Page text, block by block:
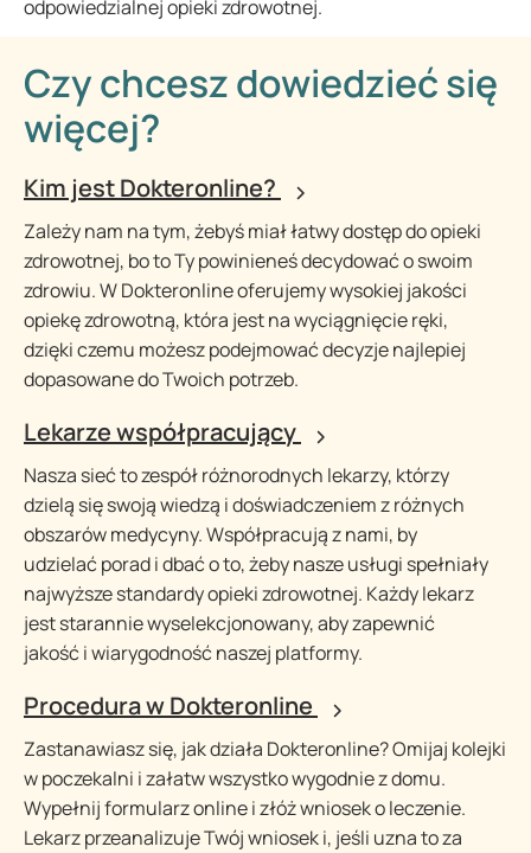
odpowiedzialnej opieki zdrowotnej.
Czy chcesz dowiedzieć się
więcej?
Kim jest Dokteronline?
Zależy nam na tym, żebyś miał łatwy dostęp do opieki
zdrowotnej, bo to Ty powinieneś decydować o swoim
zdrowiu. W Dokteronline oferujemy wysokiej jakości
opiekę zdrowotną, która jest na wyciągnięcie ręki,
dzięki czemu możesz podejmować decyzje najlepiej
dopasowane do Twoich potrzeb.
Lekarze współpracujący
Nasza sieć to zespół różnorodnych lekarzy, którzy
dzielą się swoją wiedzą i doświadczeniem z różnych
obszarów medycyny. Współpracują z nami, by
udzielać porad i dbać o to, żeby nasze usługi spełniały
najwyższe standardy opieki zdrowotnej. Każdy lekarz
jest starannie wyselekcjonowany, aby zapewnić
jakość i wiarygodność naszej platformy.
Procedura w Dokteronline
Zastanawiasz się, jak działa Dokteronline? Omijaj kolejki
w poczekalni i załatw wszystko wygodnie z domu.
Wypełnij formularz online i złóż wniosek o leczenie.
Lekarz przeanalizuje Twój wniosek i, jeśli uzna to za